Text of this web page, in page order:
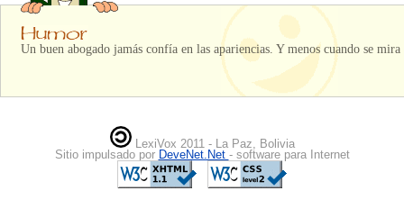
Un buen abogado jamás confía en las apariencias. Y menos cuando se mira
LexiVox 2011 - La Paz, Bolivia
Sitio impulsado por DeveNet.Net - software para Internet